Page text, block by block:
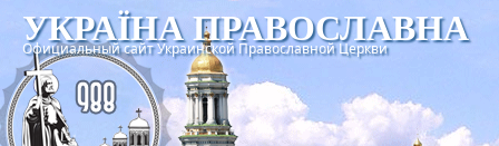
УКРАЇНА ПРАВОСЛАВНА
Официальный сайт Украинской Православной Церкви